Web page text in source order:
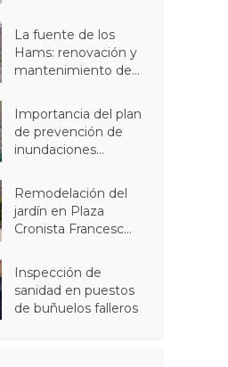
La fuente de los
Hams: renovación y
mantenimiento de...
Importancia del plan
de prevención de
inundaciones...
Remodelación del
jardín en Plaza
Cronista Francesc...
Inspección de
sanidad en puestos
de buñuelos falleros